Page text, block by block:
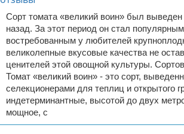
Сорт томата «великий воин» был выведен
назад. За этот период он стал
востребованным у любителей
великолепные вкусовые качества не
ценителей этой овощной культуры.
Томат «великий воин» - это сорт,
селекционерами для теплиц и открытого
индетерминантные, высотой до двух
мощное, с